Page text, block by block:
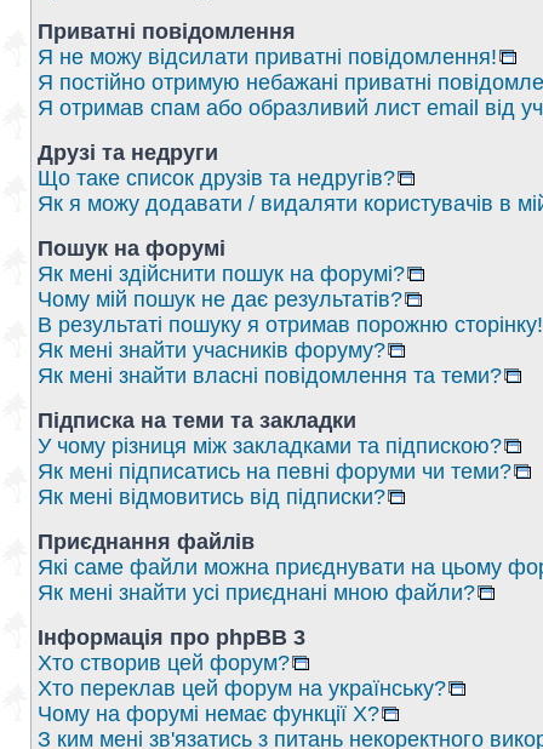
Приватні повідомлення
Я не можу відсилати приватні повідомлення!
Я постійно отримую небажані приватні
Я отримав спам або образливий лист email від
Друзі та недруги
Що таке список друзів та недругів?
Як я можу додавати / видаляти користувачів в
Пошук на форумі
Як мені здійснити пошук на форумі?
Чому мій пошук не дає результатів?
В результаті пошуку я отримав порожню сторінку!
Як мені знайти учасників форуму?
Як мені знайти власні повідомлення та теми?
Підписка на теми та закладки
У чому різниця між закладками та підпискою?
Як мені підписатись на певні форуми чи теми?
Як мені відмовитись від підписки?
Приєднання файлів
Які саме файли можна приєднувати на цьому
Як мені знайти усі приєднані мною файли?
Інформація про phpBB 3
Хто створив цей форум?
Хто переклав цей форум на українську?
Чому на форумі немає функції X?
З ким мені зв'язатись з питань некоректного